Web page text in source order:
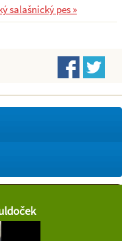
salašnický pes »